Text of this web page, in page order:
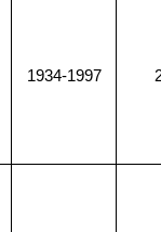
1934-1997